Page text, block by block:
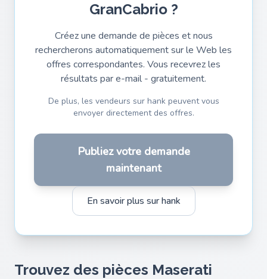
GranCabrio ?
Créez une demande de pièces et nous
rechercherons automatiquement sur le Web les
offres correspondantes. Vous recevrez les
résultats par e-mail - gratuitement.
De plus, les vendeurs sur hank peuvent vous
envoyer directement des offres.
Publiez votre demande
maintenant
En savoir plus sur hank
Trouvez des pièces Maserati